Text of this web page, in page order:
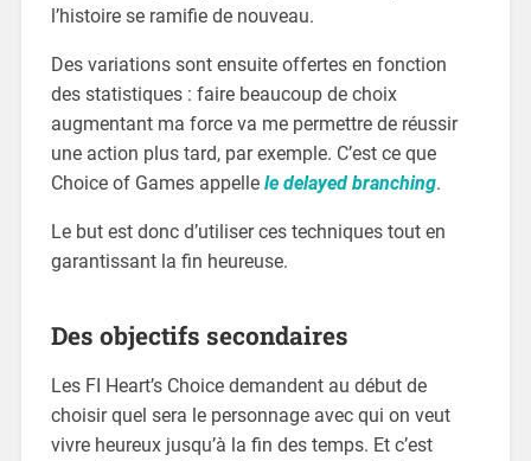
l’histoire se ramifie de nouveau.
Des variations sont ensuite offertes en fonction
des statistiques : faire beaucoup de choix
augmentant ma force va me permettre de réussir
une action plus tard, par exemple. C’est ce que
Choice of Games appelle le delayed branching.
Le but est donc d’utiliser ces techniques tout en
garantissant la fin heureuse.
Des objectifs secondaires
Les FI Heart’s Choice demandent au début de
choisir quel sera le personnage avec qui on veut
vivre heureux jusqu’à la fin des temps. Et c’est